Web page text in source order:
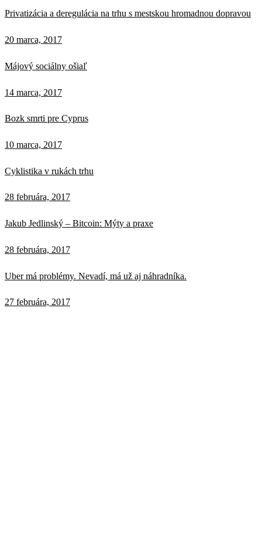
Privatizácia a deregulácia na trhu s mestskou hromadnou dopravou
20 marca, 2017
Májový sociálny ošiaľ
14 marca, 2017
Bozk smrti pre Cyprus
10 marca, 2017
Cyklistika v rukách trhu
28 februára, 2017
Jakub Jedlinský – Bitcoin: Mýty a praxe
28 februára, 2017
Uber má problémy. Nevadí, má už aj náhradníka.
27 februára, 2017